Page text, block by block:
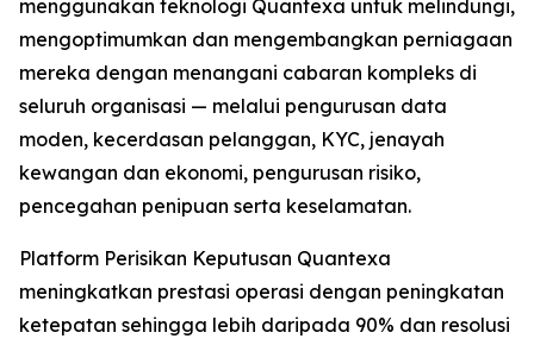
menggunakan teknologi Quantexa untuk melindungi,
mengoptimumkan dan mengembangkan perniagaan
mereka dengan menangani cabaran kompleks di
seluruh organisasi — melalui pengurusan data
moden, kecerdasan pelanggan, KYC, jenayah
kewangan dan ekonomi, pengurusan risiko,
pencegahan penipuan serta keselamatan.
Platform Perisikan Keputusan Quantexa
meningkatkan prestasi operasi dengan peningkatan
ketepatan sehingga lebih daripada 90% dan resolusi